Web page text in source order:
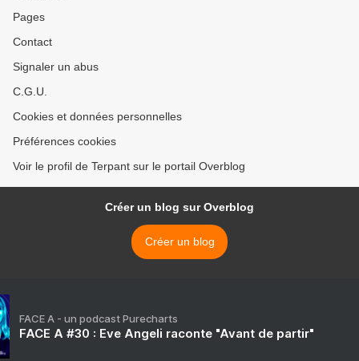
Pages
Contact
Signaler un abus
C.G.U.
Cookies et données personnelles
Préférences cookies
Voir le profil de Terpant sur le portail Overblog
Créer un blog sur Overblog
Créer un blog
FACE A - un podcast Purecharts
FACE A #30 : Eve Angeli raconte "Avant de partir"